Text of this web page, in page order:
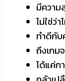
มีความ
ไม่ใช่ว่
ทำดีกับ
ถึงเกม
ได้แค่ก